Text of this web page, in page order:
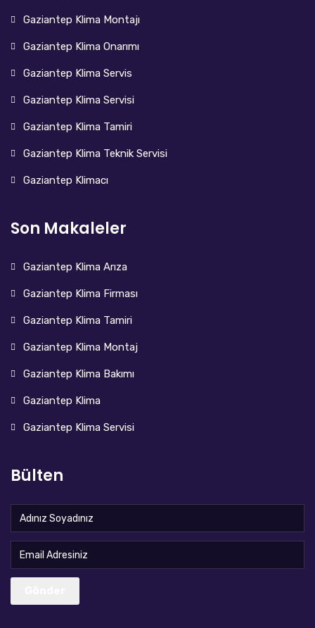
Gaziantep Klima Montajı
Gaziantep Klima Onarımı
Gaziantep Klima Servis
Gaziantep Klima Servisi
Gaziantep Klima Tamiri
Gaziantep Klima Teknik Servisi
Gaziantep Klimacı
Son Makaleler
Gaziantep Klima Arıza
Gaziantep Klima Firması
Gaziantep Klima Tamiri
Gaziantep Klima Montaj
Gaziantep Klima Bakımı
Gaziantep Klima
Gaziantep Klima Servisi
Bülten